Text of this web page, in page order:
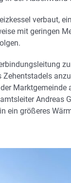
verbaut,
mit geringen
Marktgemeinde
Andreas
ein größeres